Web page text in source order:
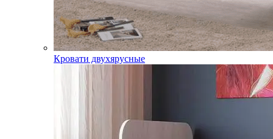
Кровати двухярусные